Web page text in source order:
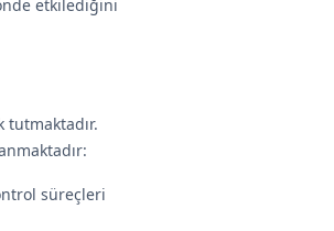
etkilediğini
süreçleri